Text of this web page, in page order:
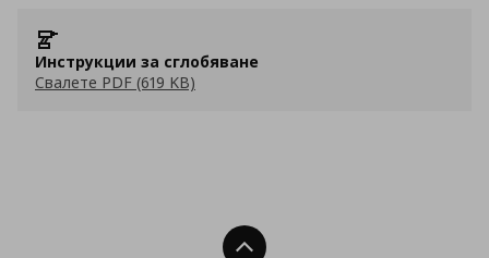
Инструкции за сглобяване
Свалете PDF (619 KB)
Нагоре